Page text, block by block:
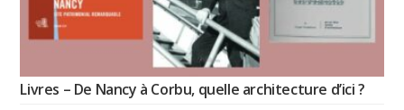
Livres – De Nancy à Corbu, quelle architecture d’ici ?